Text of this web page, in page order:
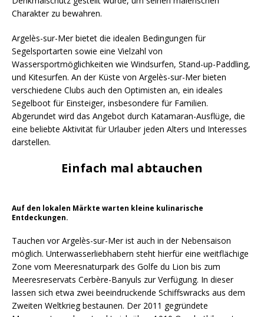
Charakter zu bewahren.
Argelès-sur-Mer bietet die idealen Bedingungen für
Segelsportarten sowie eine Vielzahl von
Wassersportmöglichkeiten wie Windsurfen, Stand-up-Paddling,
und Kitesurfen. An der Küste von Argelès-sur-Mer bieten
verschiedene Clubs auch den Optimisten an, ein ideales
Segelboot für Einsteiger, insbesondere für Familien.
Abgerundet wird das Angebot durch Katamaran-Ausflüge, die
eine beliebte Aktivität für Urlauber jeden Alters und Interesses
darstellen.
Einfach mal abtauchen
Auf den lokalen Märkte warten kleine kulinarische
Entdeckungen.
Tauchen vor Argelès-sur-Mer ist auch in der Nebensaison
möglich. Unterwasserliebhabern steht hierfür eine weitflächige
Zone vom Meeresnaturpark des Golfe du Lion bis zum
Meeresreservats Cerbère-Banyuls zur Verfügung. In dieser
lassen sich etwa zwei beeindruckende Schiffswracks aus dem
Zweiten Weltkrieg bestaunen. Der 2011 gegründete